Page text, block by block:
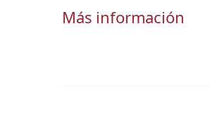
Más información